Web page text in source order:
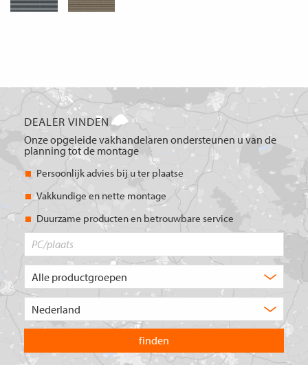
DEALER VINDEN
Onze opgeleide vakhandelaren ondersteunen u van de
planning tot de montage
Persoonlijk advies bij u ter plaatse
Vakkundige en nette montage
Duurzame producten en betrouwbare service
product
u?
land
waarin
u